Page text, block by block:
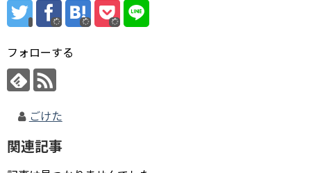
フォローする
ごけた
関連記事